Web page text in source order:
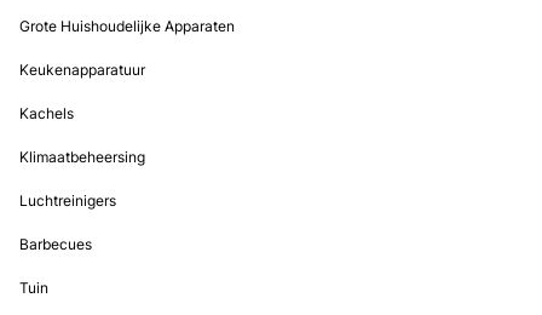
Vertaal
Lieferung, Verpackung und Qualität sehr gut
Vertaal
Grote Huishoudelijke Apparaten
Keukenapparatuur
Kachels
Klimaatbeheersing
Luchtreinigers
Barbecues
Tuin